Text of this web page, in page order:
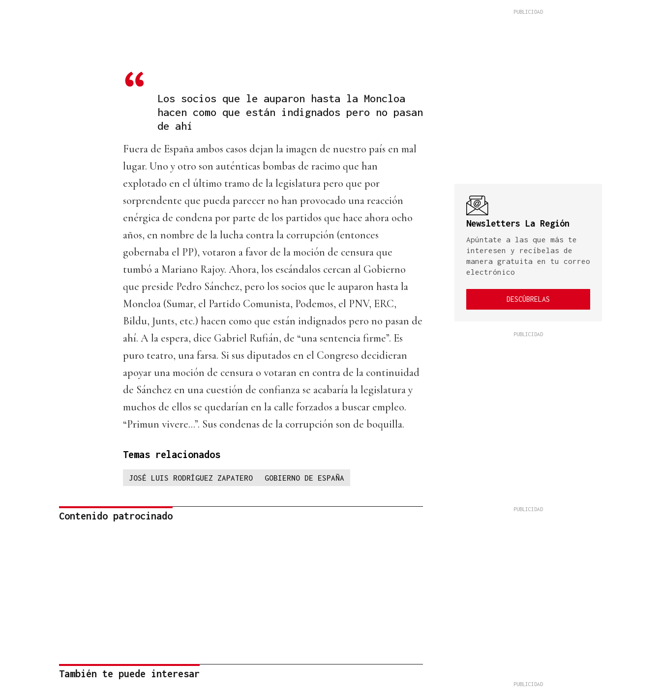
Los socios que le auparon hasta la Moncloa
hacen como que están indignados pero no pasan
de ahí
Fuera de España ambos casos dejan la imagen de nuestro país en mal
lugar. Uno y otro son auténticas bombas de racimo que han
explotado en el último tramo de la legislatura pero que por
sorprendente que pueda parecer no han provocado una reacción
enérgica de condena por parte de los partidos que hace ahora ocho
años, en nombre de la lucha contra la corrupción (entonces
gobernaba el PP), votaron a favor de la moción de censura que
tumbó a Mariano Rajoy. Ahora, los escándalos cercan al Gobierno
que preside Pedro Sánchez, pero los socios que le auparon hasta la
Moncloa (Sumar, el Partido Comunista, Podemos, el PNV, ERC,
Bildu, Junts, etc.) hacen como que están indignados pero no pasan de
ahí. A la espera, dice Gabriel Rufián, de “una sentencia firme”. Es
puro teatro, una farsa. Si sus diputados en el Congreso decidieran
apoyar una moción de censura o votaran en contra de la continuidad
de Sánchez en una cuestión de confianza se acabaría la legislatura y
muchos de ellos se quedarían en la calle forzados a buscar empleo.
“Primun vivere...”. Sus condenas de la corrupción son de boquilla.
Temas relacionados
JOSÉ LUIS RODRÍGUEZ ZAPATERO GOBIERNO DE ESPAÑA
Contenido patrocinado
También te puede interesar
Newsletters La Región
Apúntate a las que más te
interesen y recíbelas de
manera gratuita en tu correo
electrónico
DESCÚBRELAS